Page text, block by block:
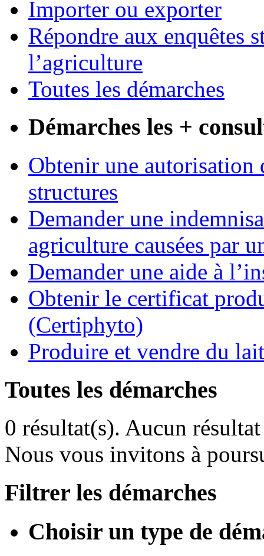
Importer ou exporter
Répondre aux enquêtes
l’agriculture
Toutes les démarches
Démarches les +
Obtenir une autorisation
structures
Demander une
agriculture causées par
Demander une aide à
Obtenir le certificat
(Certiphyto)
Produire et vendre du
Toutes les démarches
0 résultat(s). Aucun
Nous vous invitons à
Filtrer les démarches
Choisir un type de